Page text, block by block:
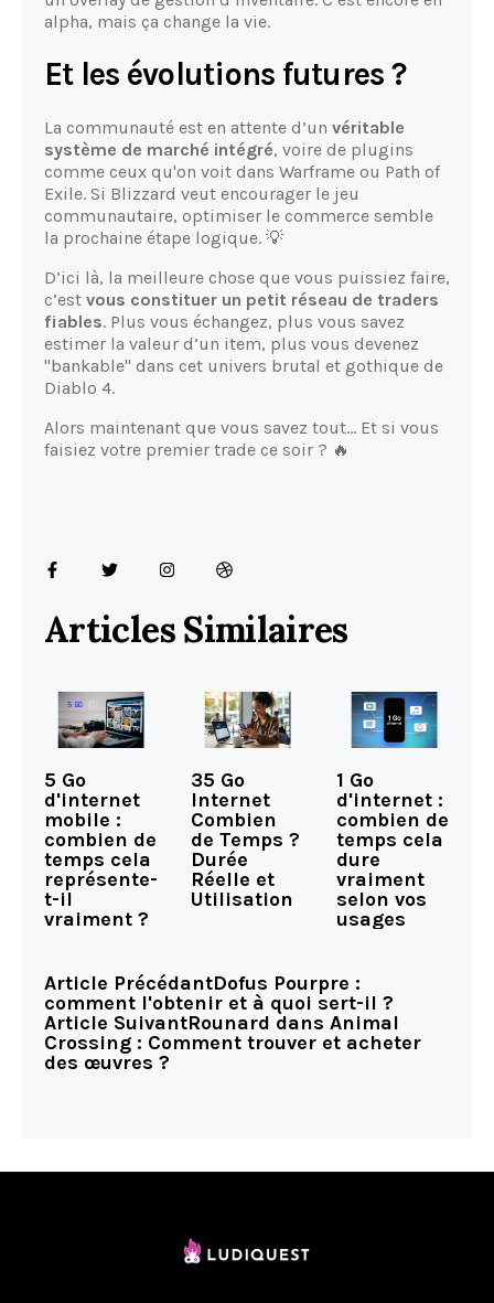
alpha, mais ça change la vie.
Et les évolutions futures ?
La communauté est en attente d’un véritable
système de marché intégré, voire de plugins
comme ceux qu'on voit dans Warframe ou Path of
Exile. Si Blizzard veut encourager le jeu
communautaire, optimiser le commerce semble
la prochaine étape logique. 💡
D’ici là, la meilleure chose que vous puissiez faire,
c’est vous constituer un petit réseau de traders
fiables. Plus vous échangez, plus vous savez
estimer la valeur d’un item, plus vous devenez
"bankable" dans cet univers brutal et gothique de
Diablo 4.
Alors maintenant que vous savez tout… Et si vous
faisiez votre premier trade ce soir ? 🔥
Articles Similaires
5 Go
d'internet
mobile :
combien de
temps cela
représente-
t-il
vraiment ?
35 Go
Internet
Combien
de Temps ?
Durée
Réelle et
Utilisation
1 Go
d'internet :
combien de
temps cela
dure
vraiment
selon vos
usages
Article PrécédantDofus Pourpre :
comment l'obtenir et à quoi sert-il ?
Article SuivantRounard dans Animal
Crossing : Comment trouver et acheter
des œuvres ?